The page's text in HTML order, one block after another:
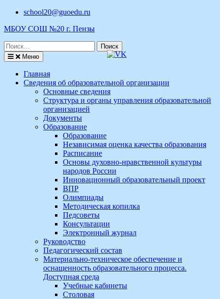
Перейти
содержимому
school20@guoedu.ru
МБОУ СОШ №20 г. Пензы
Поиск
по:
Меню
Главная
Сведения об образовательной организации
Основные сведения
Структура и органы управления образовательной
организацией
Документы
Образование
Образование
Независимая оценка качества образования
Расписание
Основы духовно-нравственной культуры
народов России
Инновационный образовательный проект
ВПР
Олимпиады
Методическая копилка
Педсоветы
Консультации
Электронный журнал
Руководство
Педагогический состав
Материально-техническое обеспечение и
оснащенность образовательного процесса.
Доступная среда
Учебные кабинеты
Столовая